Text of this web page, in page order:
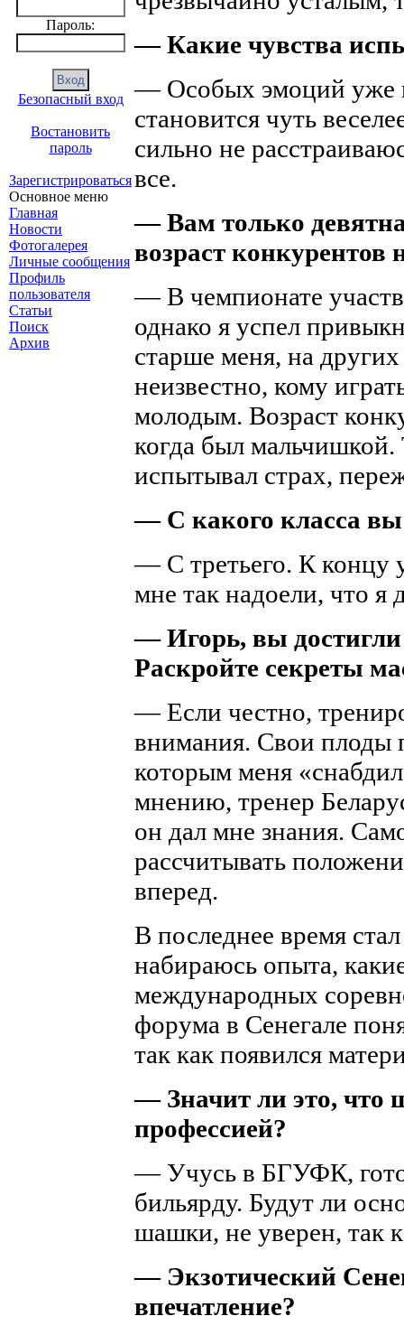
Пароль:
Безопасный вход
Востановить
пароль
Зарегистрироваться
Основное меню
Главная
Новости
Фотогалерея
Личные сообщения
Профиль
пользователя
Статьи
Поиск
Архив
— Какие чувства
— Особых эмоций уже
становится чуть
сильно не
все.
— Вам только
возраст конкурентов
— В чемпионате
однако я успел
старше меня, на
неизвестно, кому
молодым. Возраст
когда был
испытывал страх,
— С какого класса
— С третьего. К концу
мне так надоели, что я
— Игорь, вы достигли
Раскройте секреты
— Если честно,
внимания. Свои плоды
которым меня
мнению, тренер
он дал мне знания.
рассчитывать
вперед.
В последнее время
набираюсь опыта,
международных
форума в Сенегале
так как появился
— Значит ли это, что
профессией?
— Учусь в БГУФК,
бильярду. Будут ли
шашки, не уверен, так
— Экзотический
впечатление?